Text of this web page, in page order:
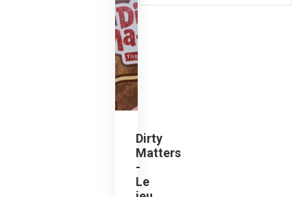
Dirty
Matters
-
Le